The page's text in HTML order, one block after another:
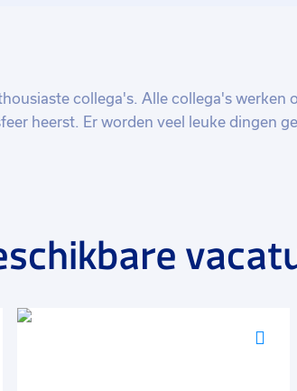
collega's. Alle collega's werken
heerst. Er worden veel leuke dingen